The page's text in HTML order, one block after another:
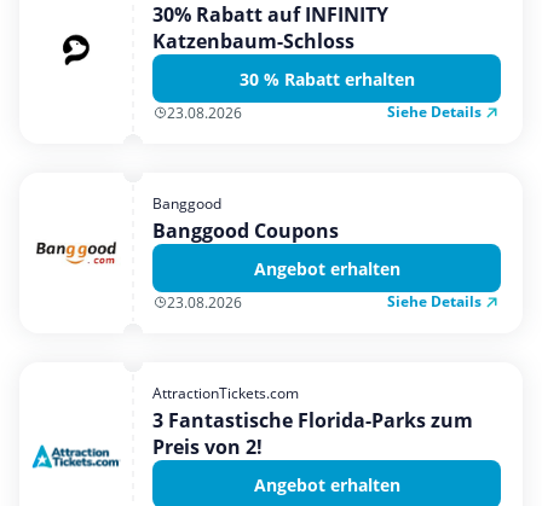
30% Rabatt auf INFINITY
Katzenbaum-Schloss
30 % Rabatt erhalten
23.08.2026 Siehe Details
Banggood
Banggood Coupons
Angebot erhalten
23.08.2026 Siehe Details
AttractionTickets.com
3 Fantastische Florida-Parks zum
Preis von 2!
Angebot erhalten